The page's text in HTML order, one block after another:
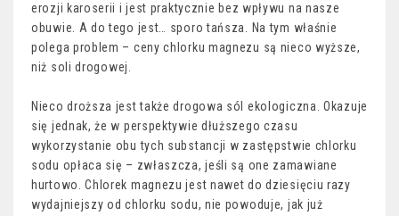
erozji karoserii i jest praktycznie bez wpływu na nasze
obuwie. A do tego jest… sporo tańsza. Na tym właśnie
polega problem – ceny chlorku magnezu są nieco wyższe,
niż soli drogowej.
Nieco droższa jest także drogowa sól ekologiczna. Okazuje
się jednak, że w perspektywie dłuższego czasu
wykorzystanie obu tych substancji w zastępstwie chlorku
sodu opłaca się – zwłaszcza, jeśli są one zamawiane
hurtowo. Chlorek magnezu jest nawet do dziesięciu razy
wydajniejszy od chlorku sodu, nie powoduje, jak już